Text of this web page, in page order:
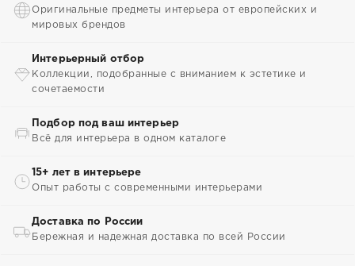
Оригинальные предметы интерьера от европейских и
мировых брендов
Интерьерный отбор
Коллекции, подобранные с вниманием к эстетике и
сочетаемости
Подбор под ваш интерьер
Всё для интерьера в одном каталоге
15+ лет в интерьере
Опыт работы с современными интерьерами
Доставка по России
Бережная и надежная доставка по всей России